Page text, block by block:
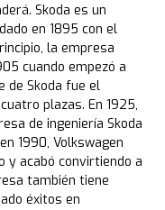
Skoda es un
en 1895 con el
la empresa
cuando empezó a
de Skoda fue el
plazas. En 1925,
de ingeniería Skoda
1990, Volkswagen
y acabó convirtiendo a
también tiene
éxitos en